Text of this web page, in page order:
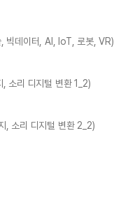
빅데이터, AI, IoT, 로봇, VR)
소리 디지털 변환 1_2)
, 소리 디지털 변환 2_2)